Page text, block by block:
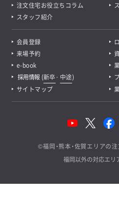
注文住宅お役立ちコラム
スタッフ紹介
会員登録
来場予約
e-book
採用情報 (新卒･ 中途)
サイトマップ
©福岡・熊本・佐賀エリアの
福岡以外の対応エリ